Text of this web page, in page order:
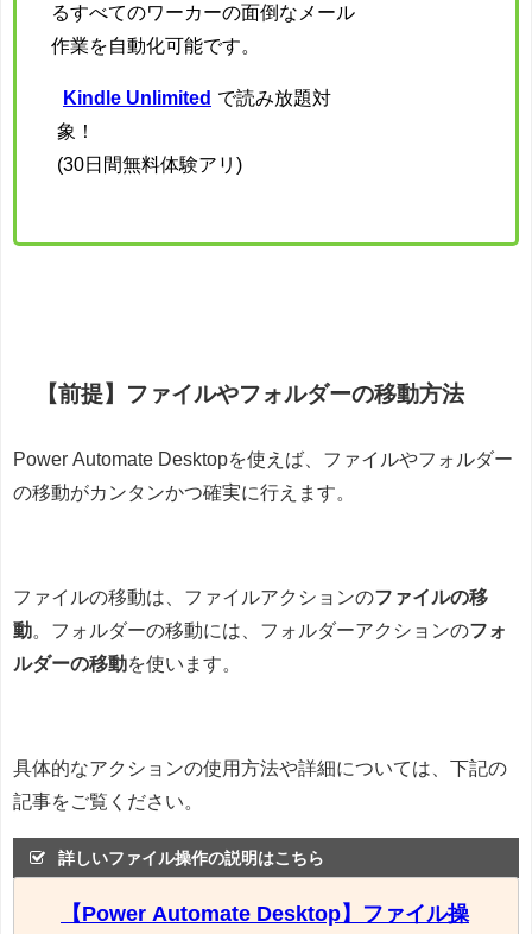
るすべてのワーカーの面倒なメール
作業を自動化可能です。
Kindle Unlimited で読み放題対
象！
(30日間無料体験アリ)
【前提】ファイルやフォルダーの移動方法
Power Automate Desktopを使えば、ファイルやフォルダー
の移動がカンタンかつ確実に行えます。
ファイルの移動は、ファイルアクションのファイルの移
動 。フォルダーの移動には、フォルダーアクションのフォ
ルダーの移動を使います。
具体的なアクションの使用方法や詳細については、下記の
記事をご覧ください。
詳しいファイル操作の説明はこちら
【Power Automate Desktop】ファイル操